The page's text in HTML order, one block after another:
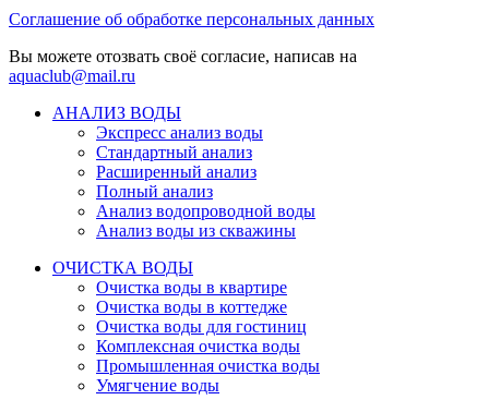
Соглашение об обработке персональных данных
Вы можете отозвать своё согласие, написав на
aquaclub@mail.ru
АНАЛИЗ ВОДЫ
Экспресс анализ воды
Стандартный анализ
Расширенный анализ
Полный анализ
Анализ водопроводной воды
Анализ воды из скважины
ОЧИСТКА ВОДЫ
Очистка воды в квартире
Очистка воды в коттедже
Очистка воды для гостиниц
Комплексная очистка воды
Промышленная очистка воды
Умягчение воды